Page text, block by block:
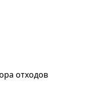
отходов